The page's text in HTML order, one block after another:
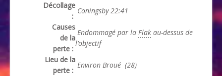
Décollage
:
Coningsby 22:41
Causes
de la
perte :
Endommagé par la Flak au-dessus de
l’objectif
Lieu de la
perte :
Environ Broué (28)